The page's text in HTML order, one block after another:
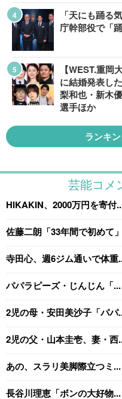
「天にも踊る
庁幹部役で「
【WEST.重岡
に結婚発表し
梨和也・新木
選手ほか
ランキ